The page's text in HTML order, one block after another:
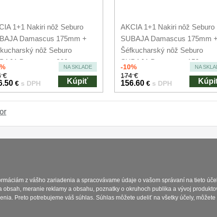
1+1 Nakiri nôž Seburo
Damascus 175mm +
nôž Seburo
Damascus 200mm
NA SKLADE
€
€ s DPH Kúpiť
AKCIA 1+1 Nakiri nôž Seburo
SUBAJA Damascus 175mm +
Šéfkucharský nôž Seburo
SUBAJA Damascus 150mm
-10% NA
174 €
156.60 € s DPH
z vášho zariadenia a spracovávame údaje o vašom správaní na tieto
meranie reklamy a obsahu, poznatky o okruhoch publika a vývoj
Preto potrebujeme váš súhlas. Súhlas môžete udeliť na všetky účely, môžete